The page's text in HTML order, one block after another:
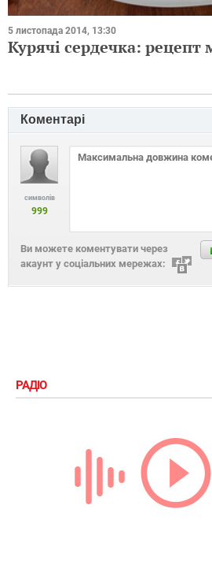
5 листопада 2014, 13:30
Курячі сердечка: рецепт
Коментарі
символів
999
Ви можете коментувати через
акаунт у соціальних мережах:
РАДІО